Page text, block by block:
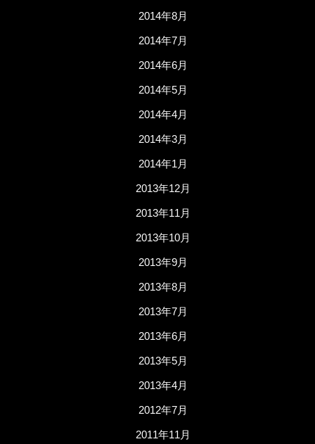
2014年8月
2014年7月
2014年6月
2014年5月
2014年4月
2014年3月
2014年1月
2013年12月
2013年11月
2013年10月
2013年9月
2013年8月
2013年7月
2013年6月
2013年5月
2013年4月
2012年7月
2011年11月